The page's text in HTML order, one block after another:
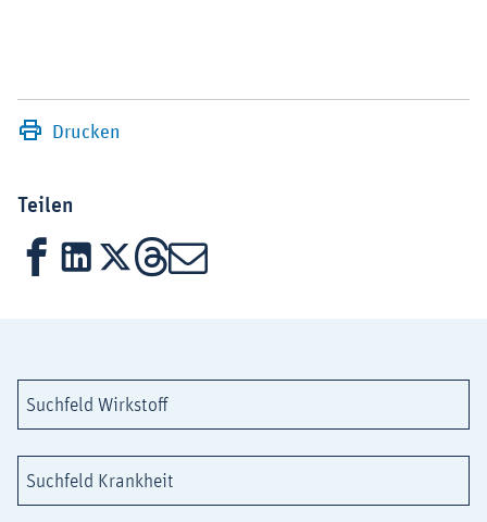
Drucken
Teilen
FacebookLinkedIn
X Threads
Mail
Suchfeld Wirkstoff
Suchfeld Krankheit